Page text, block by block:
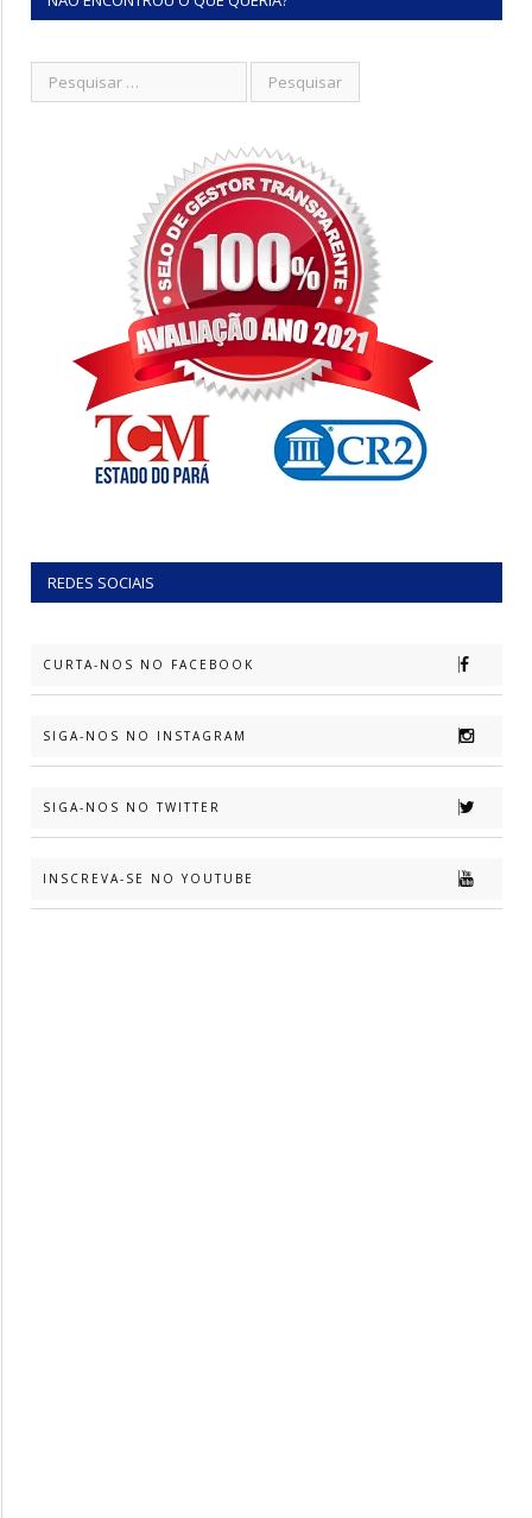
REDES SOCIAIS
CURTA-NOS NO FACEBOOK
SIGA-NOS NO INSTAGRAM
SIGA-NOS NO TWITTER
INSCREVA-SE NO YOUTUBE